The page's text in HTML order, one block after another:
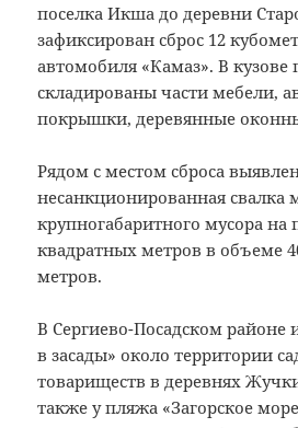
поселка Икша до деревни
зафиксирован сброс 12
автомобиля «Камаз». В
складированы части мебели,
покрышки, деревянные
Рядом с местом сброса
несанкционированная свалка
крупногабаритного мусора на
квадратных метров в объеме
метров.
В Сергиево-Посадском районе
в засады» около территории
товариществ в деревнях
также у пляжа «Загорское